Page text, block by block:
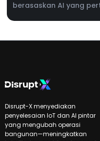
berasaskan AI yang
Disrupt-X menyediakan
penyelesaian IoT dan AI pintar
yang mengubah operasi
bangunan—meningkatkan